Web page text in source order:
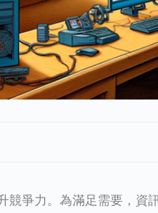
爭力。為滿足需要，資